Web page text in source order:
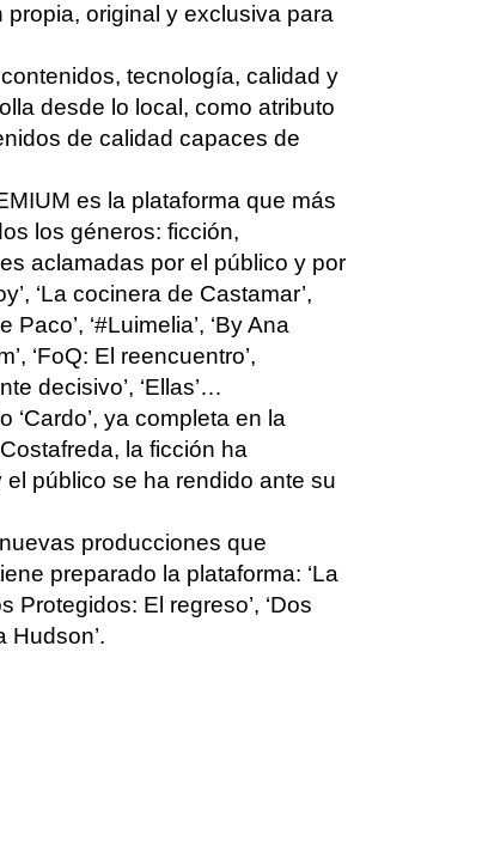
original y exclusiva para
tecnología, calidad y
desde lo local, como atributo
de calidad capaces de
es la plataforma que más
los géneros: ficción,
aclamadas por el público y por
’, ‘La cocinera de Castamar’,
Paco’, ‘#Luimelia’, ‘By Ana
‘FoQ: El reencuentro’,
decisivo’, ‘Ellas’…
‘Cardo’, ya completa en la
Costafreda, la ficción ha
público se ha rendido ante su
nuevas producciones que
preparado la plataforma: ‘La
Protegidos: El regreso’, ‘Dos
Hudson’.